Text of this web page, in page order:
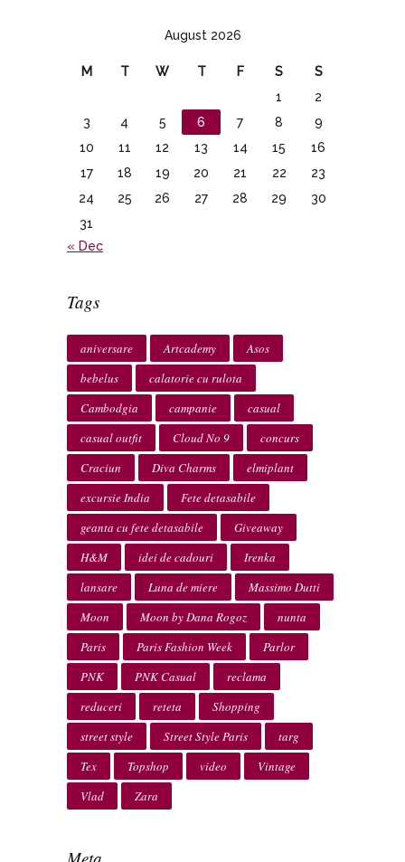
August 2026
M T W T F S
S
1
2
3
4 5 6 7 8
9
10
11 12 13 14 15
16
17
18 19 20 21 22
23
24
25 26 27 28 29
30
31
« Dec
Tags
aniversare Artcademy
Asos
bebelus
calatorie cu rulota
Cambodgia
campanie
casual
casual outfit
Cloud No 9
concurs
Craciun
Diva Charms
elmiplant
excursie India
Fete detasabile
geanta cu fete detasabile
Giveaway
H&M
idei de cadouri
Irenka
lansare
Luna de miere
Massimo Dutti
Moon
Moon by Dana Rogoz
nunta
Paris
Paris Fashion Week
Parlor
PNK
PNK Casual
reclama
reduceri
reteta
Shopping
street style
Street Style Paris
targ
Tex
Topshop video
Vintage
Vlad
Zara